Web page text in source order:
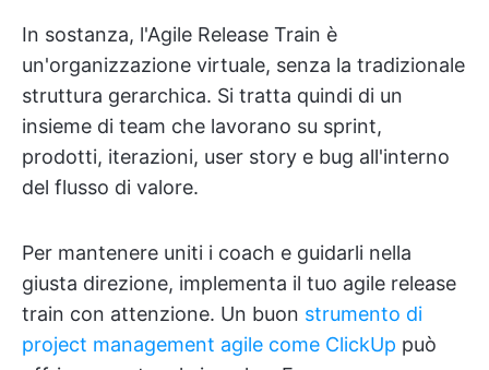
In sostanza, l'Agile Release Train è
un'organizzazione virtuale, senza la tradizionale
struttura gerarchica. Si tratta quindi di un
insieme di team che lavorano su sprint,
prodotti, iterazioni, user story e bug all'interno
del flusso di valore.
Per mantenere uniti i coach e guidarli nella
giusta direzione, implementa il tuo agile release
train con attenzione. Un buon strumento di
project management agile come ClickUp può